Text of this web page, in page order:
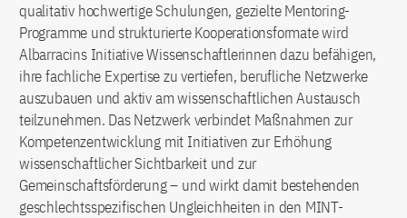
qualitativ hochwertige Schulungen, gezielte Mentoring-
Programme und strukturierte Kooperationsformate wird
Albarracins Initiative Wissenschaftlerinnen dazu befähigen,
ihre fachliche Expertise zu vertiefen, berufliche Netzwerke
auszubauen und aktiv am wissenschaftlichen Austausch
teilzunehmen. Das Netzwerk verbindet Maßnahmen zur
Kompetenzentwicklung mit Initiativen zur Erhöhung
wissenschaftlicher Sichtbarkeit und zur
Gemeinschaftsförderung – und wirkt damit bestehenden
geschlechtsspezifischen Ungleichheiten in den MINT-